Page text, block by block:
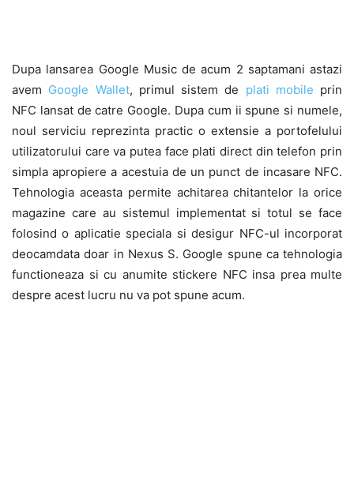
Dupa lansarea Google Music de acum 2 saptamani astazi
avem Google Wallet, primul sistem de plati mobile prin
NFC lansat de catre Google. Dupa cum ii spune si numele,
noul serviciu reprezinta practic o extensie a portofelului
utilizatorului care va putea face plati direct din telefon prin
simpla apropiere a acestuia de un punct de incasare NFC.
Tehnologia aceasta permite achitarea chitantelor la orice
magazine care au sistemul implementat si totul se face
folosind o aplicatie speciala si desigur NFC-ul incorporat
deocamdata doar in Nexus S. Google spune ca tehnologia
functioneaza si cu anumite stickere NFC insa prea multe
despre acest lucru nu va pot spune acum.